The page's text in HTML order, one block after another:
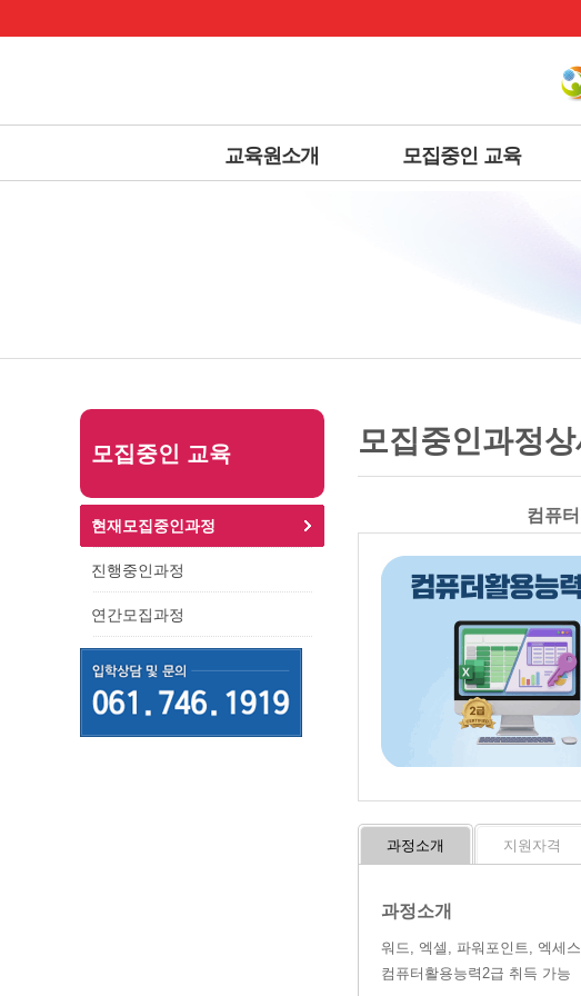
위
뉴
교육원소개 모집중인 교육
하
메모집중인 교육
현재모집중인과정
진행중인과정
연간모집과정
링
본
모집중인과정상
컴퓨
과정소개 지원자격
과정소개
워드, 엑셀, 파워포인트, 엑세
컴퓨터활용능력2급 취득 가능